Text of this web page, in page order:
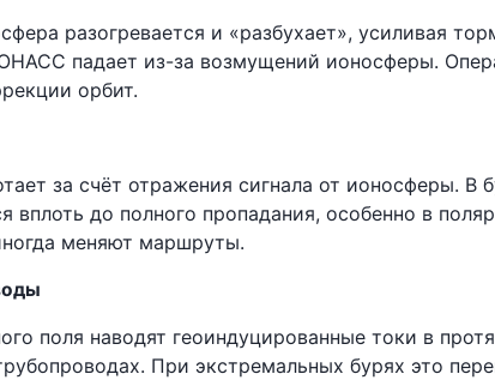
разогревается и «разбухает», усиливая
падает из-за возмущений ионосферы.
орбит.
за счёт отражения сигнала от ионосферы.
вплоть до полного пропадания, особенно в
меняют маршруты.
поля наводят геоиндуцированные токи в
При экстремальных бурях это